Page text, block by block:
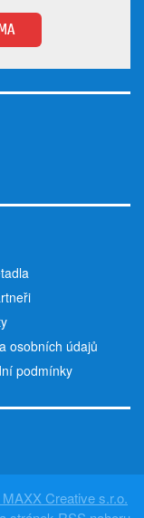
osobních údajů
podmínky
Creative s.r.o.